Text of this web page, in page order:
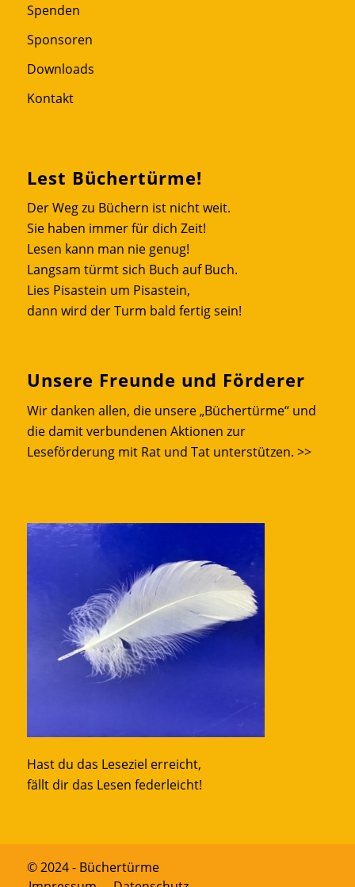
Spenden
Sponsoren
Downloads
Kontakt
Lest Büchertürme!
Der Weg zu Büchern ist nicht weit.
Sie haben immer für dich Zeit!
Lesen kann man nie genug!
Langsam türmt sich Buch auf Buch.
Lies Pisastein um Pisastein,
dann wird der Turm bald fertig sein!
Unsere Freunde und Förderer
Wir danken allen, die unsere „Büchertürme“ und
die damit verbundenen Aktionen zur
Leseförderung mit Rat und Tat unterstützen. >>
Hast du das Leseziel erreicht,
fällt dir das Lesen federleicht!
© 2024 - Büchertürme